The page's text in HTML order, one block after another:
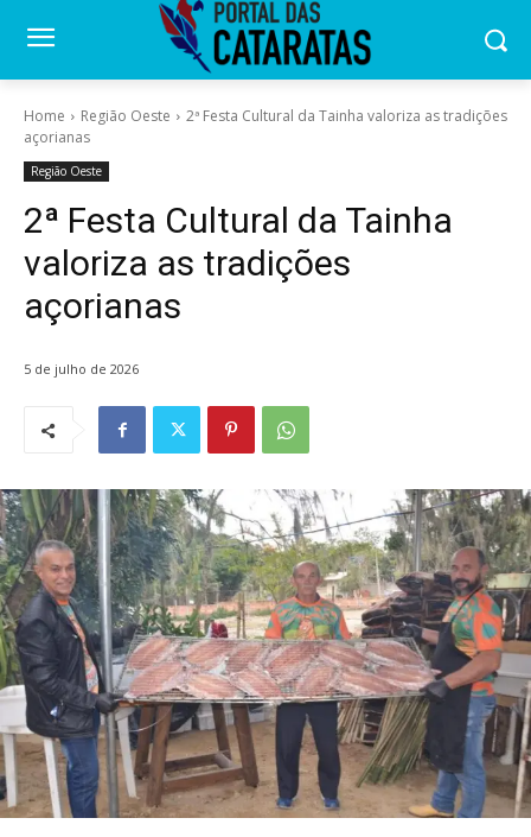
Home Região Oeste
2ª Festa Cultural da Tainha valoriza as tradições
açorianas
Região Oeste
2ª Festa Cultural da Tainha
valoriza as tradições
açorianas
5 de julho de 2026